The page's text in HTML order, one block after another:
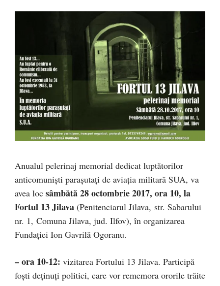
Anualul pelerinaj memorial dedicat luptătorilor
anticomunişti paraşutaţi de aviaţia militară SUA, va
avea loc sâmbătă 28 octombrie 2017, ora 10, la
Fortul 13 Jilava (Penitenciarul Jilava, str. Sabarului
nr. 1, Comuna Jilava, jud. Ilfov), în organizarea
Fundaţiei Ion Gavrilă Ogoranu.
– ora 10-12: vizitarea Fortului 13 Jilava. Participă
foşti deţinuţi politici, care vor rememora ororile trăite